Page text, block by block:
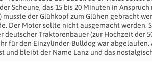
Scheune, das 15 bis 20 Minuten in
der Glühkopf zum Glühen gebracht
Der Motor sollte nicht ausgemacht werden.
Traktorenbauer (zur Hochzeit der
für den Einzylinder-Bulldog war abgelaufen.
bleibt der Name Lanz und das